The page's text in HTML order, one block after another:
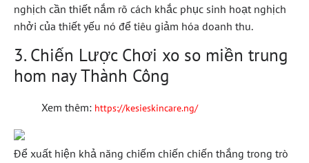
nghịch cần thiết nắm rõ cách khắc phục sinh hoạt nghịch
nhởi của thiết yếu nó để tiêu giảm hóa doanh thu.
3. Chiến Lược Chơi xo so miền trung
hom nay Thành Công
Xem thêm: https://kesieskincare.ng/
Để xuất hiện khả năng chiếm chiến chiến thắng trong trò